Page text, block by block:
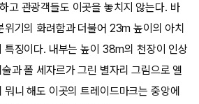
고 관광객들도 이곳을 놓치지 않는다. 바
위기의 화려함과 더불어 23m 높이의 아치
특징이다. 내부는 높이 38m의 천장이 인상
과 폴 세자르가 그린 별자리 그림으로 엘
뭐니 해도 이곳의 트레이드마크는 중앙에